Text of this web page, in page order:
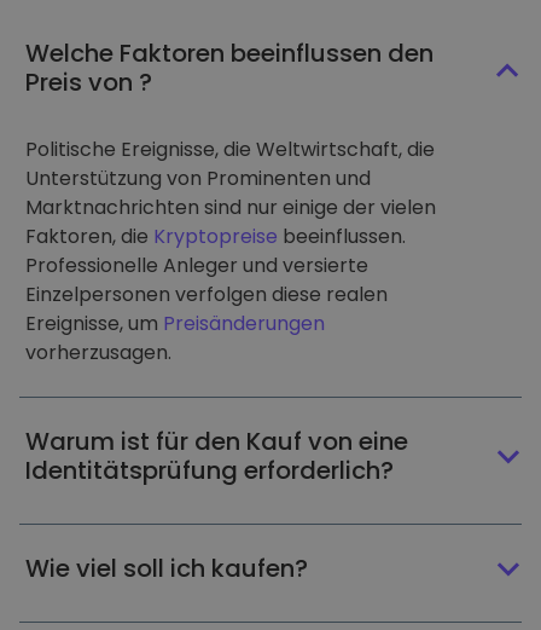
Welche Faktoren beeinflussen den
Preis von ?
Politische Ereignisse, die Weltwirtschaft, die
Unterstützung von Prominenten und
Marktnachrichten sind nur einige der vielen
Faktoren, die Kryptopreise beeinflussen.
Professionelle Anleger und versierte
Einzelpersonen verfolgen diese realen
Ereignisse, um Preisänderungen
vorherzusagen.
Warum ist für den Kauf von eine
Identitätsprüfung erforderlich?
Wie viel soll ich kaufen?